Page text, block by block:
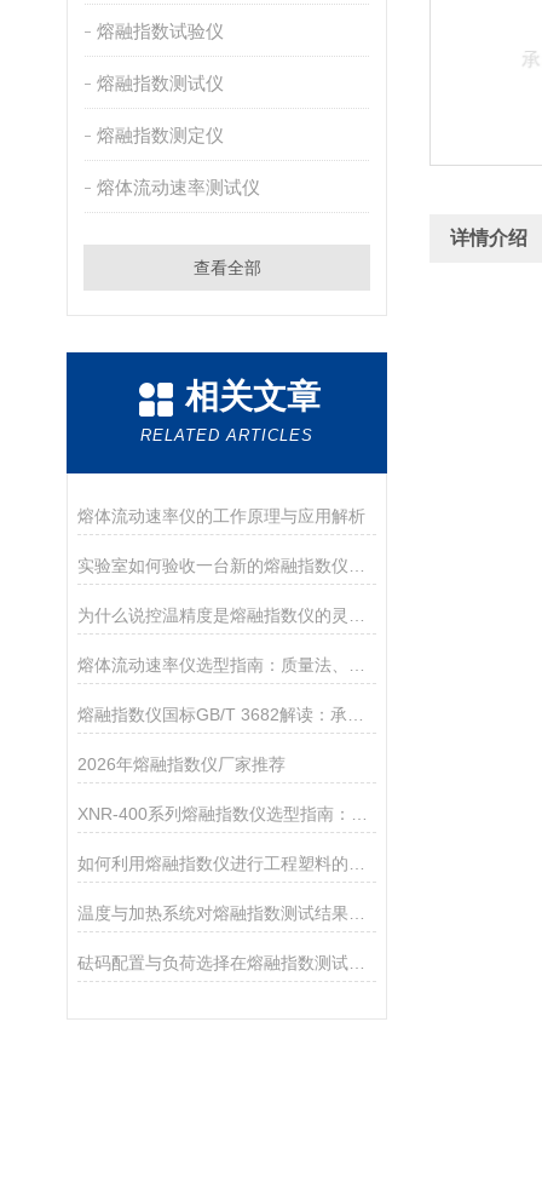
熔融指数试验仪
熔融指数测试仪
熔融指数测定仪
熔体流动速率测试仪
查看全部
相关文章
RELATED ARTICLES
熔体流动速率仪的工作原理与应用解析
2026年熔融指数仪厂家推荐
详情介绍